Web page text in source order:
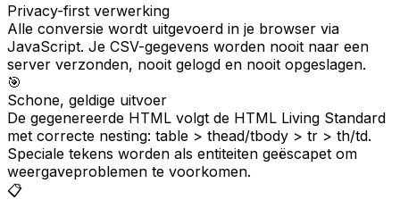
Privacy-first verwerking
Alle conversie wordt uitgevoerd in je browser via
JavaScript. Je CSV-gegevens worden nooit naar een
server verzonden, nooit gelogd en nooit opgeslagen.
🎯
Schone, geldige uitvoer
De gegenereerde HTML volgt de HTML Living Standard
met correcte nesting: table > thead/tbody > tr > th/td.
Speciale tekens worden als entiteiten geëscapet om
weergaveproblemen te voorkomen.
📋